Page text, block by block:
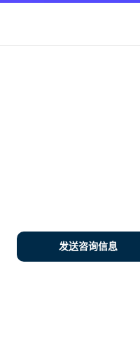
发送咨询信息